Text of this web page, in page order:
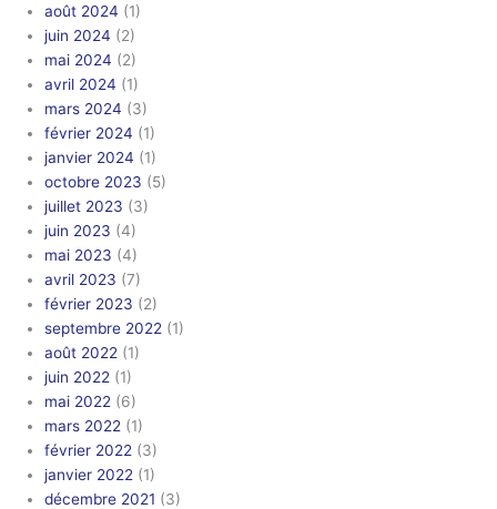
août 2024 (1)
juin 2024 (2)
mai 2024 (2)
avril 2024 (1)
mars 2024 (3)
février 2024 (1)
janvier 2024 (1)
octobre 2023 (5)
juillet 2023 (3)
juin 2023 (4)
mai 2023 (4)
avril 2023 (7)
février 2023 (2)
septembre 2022 (1)
août 2022 (1)
juin 2022 (1)
mai 2022 (6)
mars 2022 (1)
février 2022 (3)
janvier 2022 (1)
décembre 2021 (3)